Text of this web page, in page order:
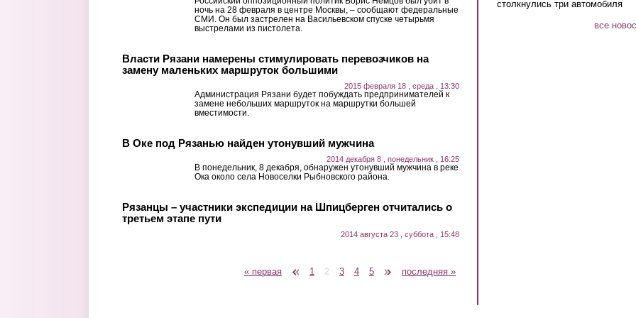
ночь на 28 февраля в центре Москвы, – сообщают федеральные
СМИ. Он был застрелен на Васильевском спуске четырьмя
выстрелами из пистолета.
Власти Рязани намерены стимулировать перевозчиков на
замену маленьких маршруток большими
2015 февраля 18 , среда , 13:30
Администрация Рязани будет побуждать предпринимателей к
замене небольших маршруток на маршрутки большей
вместимости.
В Оке под Рязанью найден утонувший мужчина
2014 декабря 8 , понедельник , 16:25
В понедельник, 8 декабря, обнаружен утонувший мужчина в реке
Ока около села Новоселки Рыбновского района.
Рязанцы – участники экспедиции на Шпицберген отчитались о
третьем этапе пути
2014 августа 23 , суббота , 15:48
« первая 1 2 3 4 5 последняя »
столкнулись три автомобиля
все